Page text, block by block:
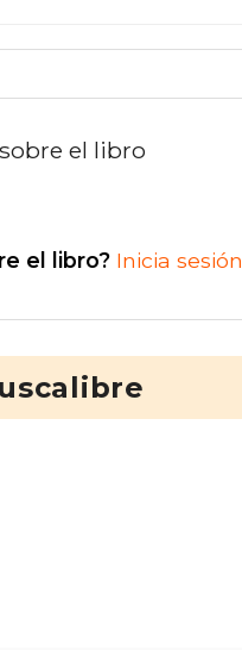
el libro
el libro? Inicia sesión